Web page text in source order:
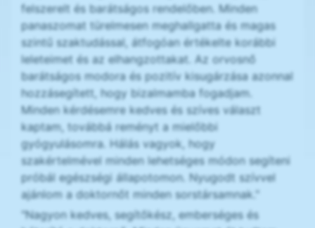
felszerelt és barátságos rendelőben. Minden
panaszomat türelmesen meghallgatta és magas
szintű szaktudással, átfogóan értékelte korábbi
leleteimet és az elhangzottakat. Az orvosnő
barátságos modora és pozitív kisugárzása azonnal
hozzásegített, hogy bizalmamba fogadjam.
Minden kérdésemre kedves és szíves választ
kaptam, továbbá reményt a mielőbbi
gyógyulásomra. Hálás vagyok, hogy
szakértelmével minden lehetséges módon segíteni
próbál egészségi állapotomon. Nyugodt szívvel
ajánlom a doktornőt minden sorstársamnak."
"Nagyon kedves, segítőkész, emberséges és